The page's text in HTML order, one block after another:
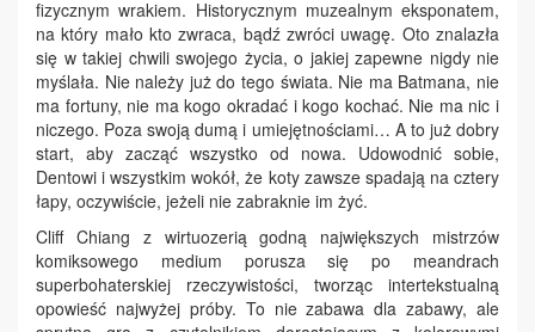
fizycznym wrakiem. Historycznym muzealnym eksponatem,
na który mało kto zwraca, bądź zwróci uwagę. Oto znalazła
się w takiej chwili swojego życia, o jakiej zapewne nigdy nie
myślała. Nie należy już do tego świata. Nie ma Batmana, nie
ma fortuny, nie ma kogo okradać i kogo kochać. Nie ma nic i
niczego. Poza swoją dumą i umiejętnościami… A to już dobry
start, aby zacząć wszystko od nowa. Udowodnić sobie,
Dentowi i wszystkim wokół, że koty zawsze spadają na cztery
łapy, oczywiście, jeżeli nie zabraknie im żyć.
Cliff Chiang z wirtuozerią godną największych mistrzów
komiksowego medium porusza się po meandrach
superbohaterskiej rzeczywistości, tworząc intertekstualną
opowieść najwyżej próby. To nie zabawa dla zabawy, ale